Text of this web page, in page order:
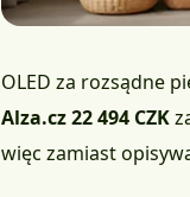
OLED za rozsądne
Alza.cz 22 494 CZK
więc zamiast